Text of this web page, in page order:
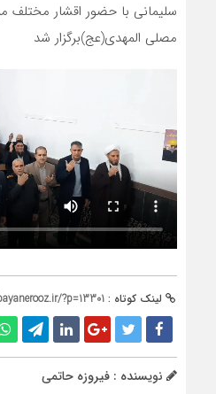
سلیمانی با حضور اقشار مختلف
مصلی المهدی(عج)برگزار شد
لینک کوتاه : ?p=13301
نویسنده : فیروزه حاتمی